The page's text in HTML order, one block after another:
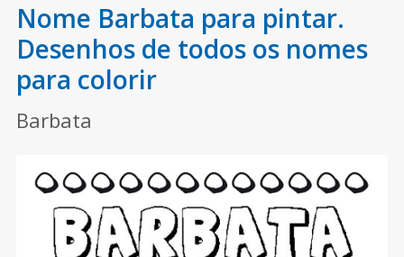
Nome Barbata para pintar.
Desenhos de todos os nomes
para colorir
Barbata